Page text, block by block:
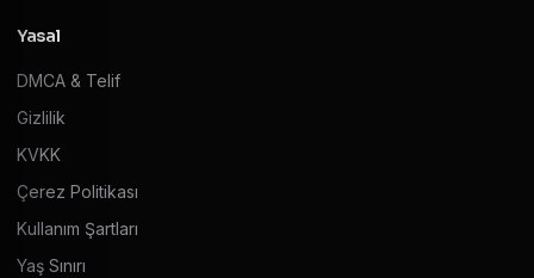
Yasal
DMCA & Telif
Gizlilik
KVKK
Çerez Politikası
Kullanım Şartları
Yaş Sınırı